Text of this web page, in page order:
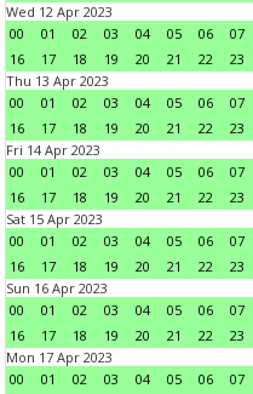
Wed 12 Apr 2023
00
01 02 03 04 05 06 07
16
17 18 19 20 21 22
23
Thu 13 Apr 2023
00
01 02 03 04 05 06 07
16
17 18 19 20 21 22
23
Fri 14 Apr 2023
00
01 02 03 04 05 06 07
16
17 18 19 20 21 22
23
Sat 15 Apr 2023
00
01 02 03 04 05 06 07
16
17 18 19 20 21 22
23
Sun 16 Apr 2023
00
01 02 03 04 05 06 07
16
17 18 19 20 21 22
23
Mon 17 Apr 2023
00
01 02 03 04 05 06 07